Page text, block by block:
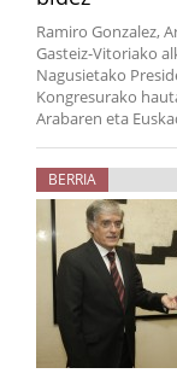
Ramiro Gonzalez,
Gasteiz-Vitoriako
Nagusietako
Kongresurako
Arabaren eta
BERRIA